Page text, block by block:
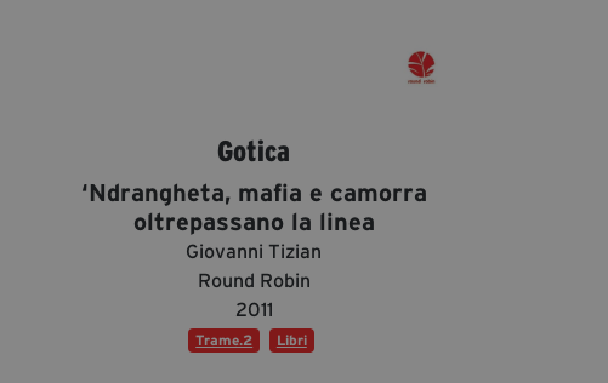
segreteria@tramefestival.it
info@tramefestival.it
+39 346 954 4078
Gotica
‘Ndrangheta, mafia e camorra
oltrepassano la linea
Giovanni Tizian
Round Robin
2011
Trame.2 Libri